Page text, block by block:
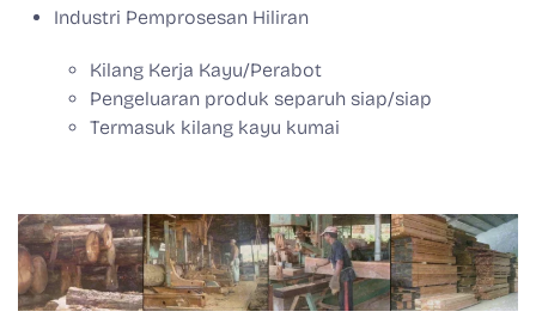
Industri Pemprosesan Hiliran
Kilang Kerja Kayu/Perabot
Pengeluaran produk separuh siap/siap
Termasuk kilang kayu kumai